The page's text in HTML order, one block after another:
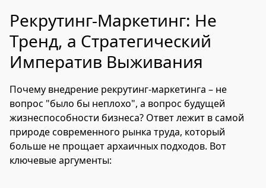
Рекрутинг-Маркетинг: Не
Тренд, а Стратегический
Императив Выживания
Почему внедрение рекрутинг-маркетинга – не
вопрос "было бы неплохо", а вопрос будущей
жизнеспособности бизнеса? Ответ лежит в самой
природе современного рынка труда, который
больше не прощает архаичных подходов. Вот
ключевые аргументы: